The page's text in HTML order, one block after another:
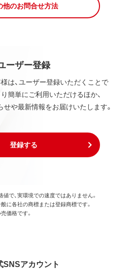
他のお問合せ方法
ーザー登録
は、ユーザー登録いただくことで
簡単にご利用いただけるほか、
や最新情報をお届けいたします。
登録する
で、実環境での速度ではありません。
に各社の商標または登録商標です。
価格です。
SNSアカウント